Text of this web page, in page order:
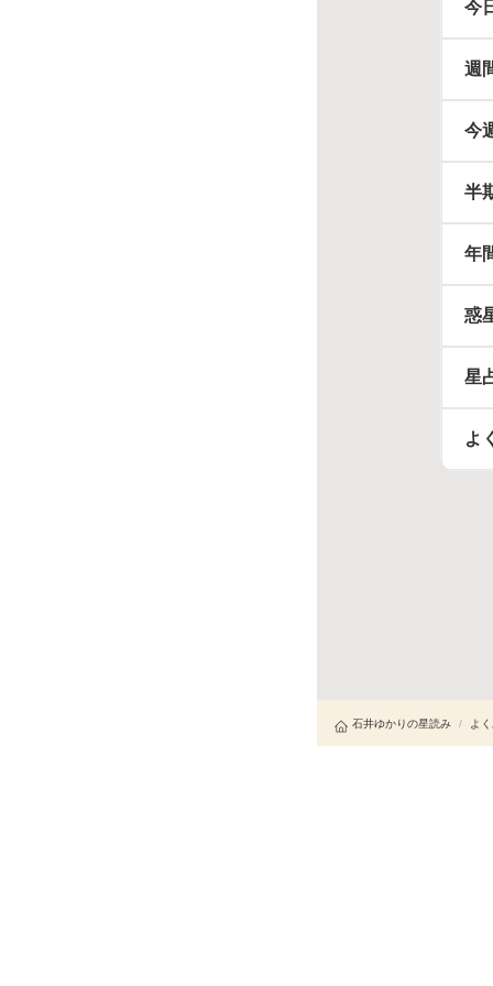
今
週
今
半
年
惑
星
よ
石井ゆかりの星読み / よ